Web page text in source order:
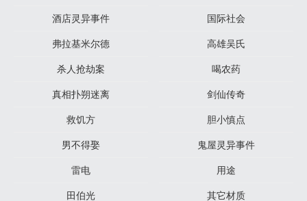
酒店灵异事件
国际社会
弗拉基米尔德
高雄吴氏
杀人抢劫案
喝农药
真相扑朔迷离
剑仙传奇
救饥方
胆小慎点
男不得娶
鬼屋灵异事件
雷电
用途
田伯光
其它材质